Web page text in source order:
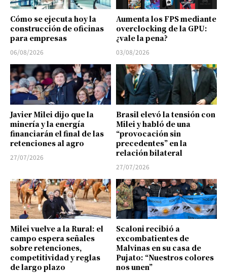
Cómo se ejecuta hoy la
construcción de oficinas
para empresas
06/08/2026
Aumenta los FPS mediante
overclocking de la GPU:
¿vale la pena?
03/08/2026
Javier Milei dijo que la
minería y la energía
financiarán el final de las
retenciones al agro
27/07/2026
Brasil elevó la tensión con
Milei y habló de una
“provocación sin
precedentes” en la
relación bilateral
27/07/2026
Milei vuelve a la Rural: el
campo espera señales
sobre retenciones,
competitividad y reglas
de largo plazo
Scaloni recibió a
excombatientes de
Malvinas en su casa de
Pujato: “Nuestros colores
nos unen”